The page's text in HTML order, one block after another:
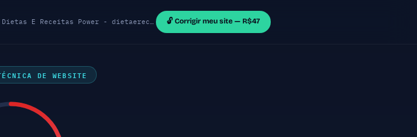
E Receitas Power - dietaereceitaspower.com.br 🔓 Corrigir meu site — R$47
DE WEBSITE